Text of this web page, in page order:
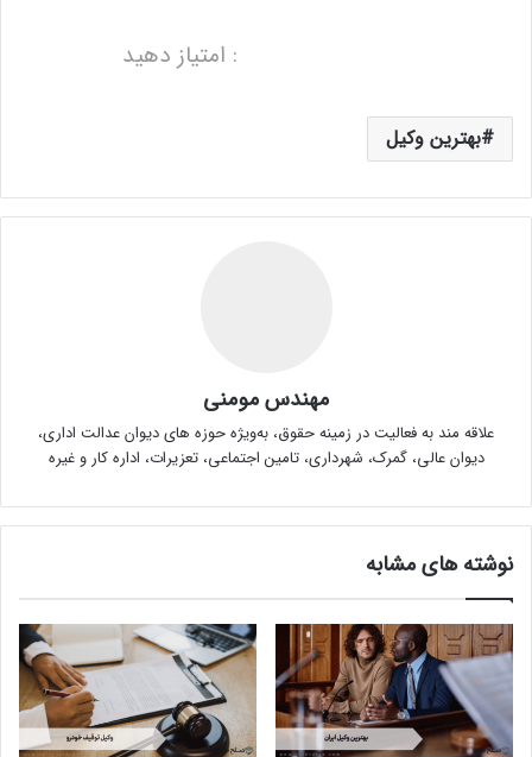
: امتیاز دهید
بهترین وکیل
مهندس مومنی
علاقه مند به فعالیت در زمینه حقوق، به‌ویژه حوزه های دیوان عدالت اداری،
دیوان عالی، گمرک، شهرداری، تامین اجتماعی، تعزیرات، اداره کار و غیره
نوشته های مشابه